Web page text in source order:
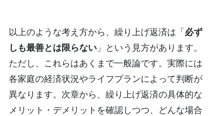
以上のような考え方から、繰り上げ返済は「必ず
しも最善とは限らない」という見方があります。
ただし、これらはあくまで一般論です。実際には
各家庭の経済状況やライフプランによって判断が
異なります。次章から、繰り上げ返済の具体的な
メリット・デメリットを確認しつつ、どんな場合